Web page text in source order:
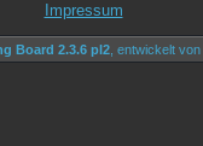
Impressum
Board 2.3.6 pl2, entwickelt von